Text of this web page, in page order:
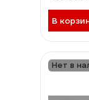
25W/02B
В
Нет в